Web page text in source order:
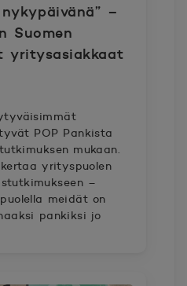
–
Suomen
yritysasiakkaat
POP Pankista
mukaan.
yrityspuolen
–
meidät on
pankiksi jo